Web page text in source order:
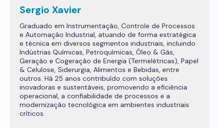
Sergio Xavier
Graduado em Instrumentação, Controle de Processos
e Automação Industrial, atuando de forma estratégica
e técnica em diversos segmentos industriais, incluindo
Indústrias Químicas, Petroquímicas, Óleo & Gás,
Geração e Cogeração de Energia (Termelétricas), Papel
& Celulose, Siderurgia, Alimentos e Bebidas, entre
outros. Há 25 anos contribuído com soluções
inovadoras e sustentáveis, promovendo a eficiência
operacional, a confiabilidade de processos e a
modernização tecnológica em ambientes industriais
críticos.